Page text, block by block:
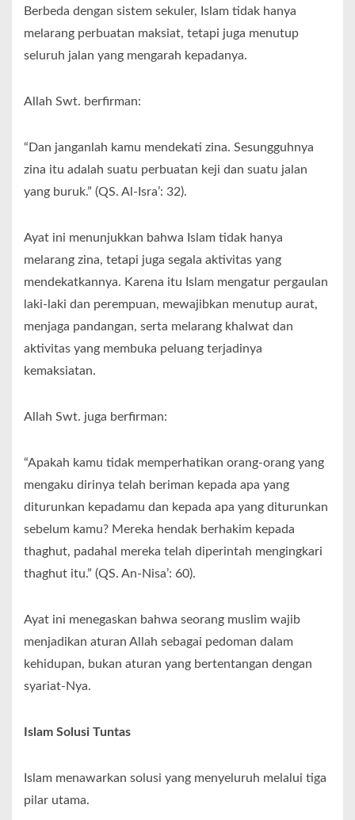
Berbeda dengan sistem sekuler, Islam tidak hanya
melarang perbuatan maksiat, tetapi juga menutup
seluruh jalan yang mengarah kepadanya.
Allah Swt. berfirman:
“Dan janganlah kamu mendekati zina. Sesungguhnya
zina itu adalah suatu perbuatan keji dan suatu jalan
yang buruk.” (QS. Al-Isra’: 32).
Ayat ini menunjukkan bahwa Islam tidak hanya
melarang zina, tetapi juga segala aktivitas yang
mendekatkannya. Karena itu Islam mengatur pergaulan
laki-laki dan perempuan, mewajibkan menutup aurat,
menjaga pandangan, serta melarang khalwat dan
aktivitas yang membuka peluang terjadinya
kemaksiatan.
Allah Swt. juga berfirman:
“Apakah kamu tidak memperhatikan orang-orang yang
mengaku dirinya telah beriman kepada apa yang
diturunkan kepadamu dan kepada apa yang diturunkan
sebelum kamu? Mereka hendak berhakim kepada
thaghut, padahal mereka telah diperintah mengingkari
thaghut itu.” (QS. An-Nisa’: 60).
Ayat ini menegaskan bahwa seorang muslim wajib
menjadikan aturan Allah sebagai pedoman dalam
kehidupan, bukan aturan yang bertentangan dengan
syariat-Nya.
Islam Solusi Tuntas
Islam menawarkan solusi yang menyeluruh melalui tiga
pilar utama.